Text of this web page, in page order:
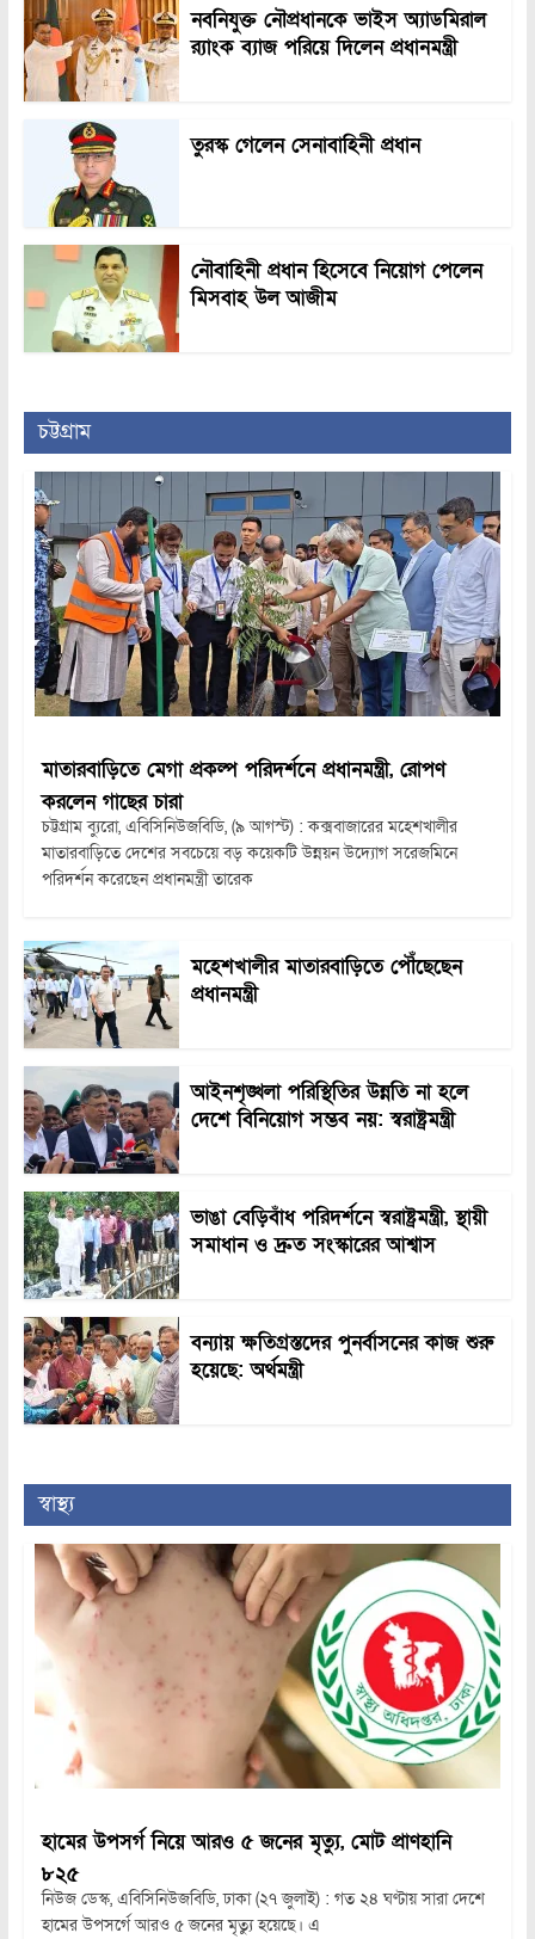
নবনিযুক্ত নৌপ্রধানকে ভাইস অ্যাডমিরাল
র‍্যাংক ব্যাজ পরিয়ে দিলেন প্রধানমন্ত্রী
তুরস্ক গেলেন সেনাবাহিনী প্রধান
নৌবাহিনী প্রধান হিসেবে নিয়োগ পেলেন
মিসবাহ উল আজীম
চট্টগ্রাম
মাতারবাড়িতে মেগা প্রকল্প পরিদর্শনে প্রধানমন্ত্রী, রোপণ
করলেন গাছের চারা
চট্টগ্রাম ব্যুরো, এবিসিনিউজবিডি, (৯ আগস্ট) : কক্সবাজারের মহেশখালীর
মাতারবাড়িতে দেশের সবচেয়ে বড় কয়েকটি উন্নয়ন উদ্যোগ সরেজমিনে
পরিদর্শন করেছেন প্রধানমন্ত্রী তারেক
মহেশখালীর মাতারবাড়িতে পৌঁছেছেন
প্রধানমন্ত্রী
আইনশৃঙ্খলা পরিস্থিতির উন্নতি না হলে
দেশে বিনিয়োগ সম্ভব নয়: স্বরাষ্ট্রমন্ত্রী
ভাঙা বেড়িবাঁধ পরিদর্শনে স্বরাষ্ট্রমন্ত্রী, স্থায়ী
সমাধান ও দ্রুত সংস্কারের আশ্বাস
বন্যায় ক্ষতিগ্রস্তদের পুনর্বাসনের কাজ শুরু
হয়েছে: অর্থমন্ত্রী
স্বাস্থ্য
হামের উপসর্গ নিয়ে আরও ৫ জনের মৃত্যু, মোট প্রাণহানি
৮২৫
নিউজ ডেস্ক, এবিসিনিউজবিডি, ঢাকা (২৭ জুলাই) : গত ২৪ ঘণ্টায় সারা দেশে
হামের উপসর্গে আরও ৫ জনের মৃত্যু হয়েছে। এ